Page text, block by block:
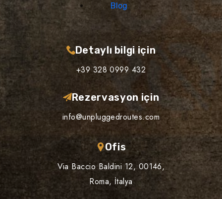
Blog
Detaylı bilgi için
+39 328 0999 432
Rezervasyon için
info@unpluggedroutes.com
Ofis
Via Baccio Baldini 12, 00146,
Roma, İtalya